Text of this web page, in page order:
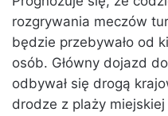
rozgrywania meczów
będzie przebywało od
osób. Główny dojazd
odbywał się drogą
drodze z plaży